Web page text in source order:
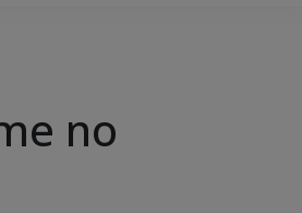
no